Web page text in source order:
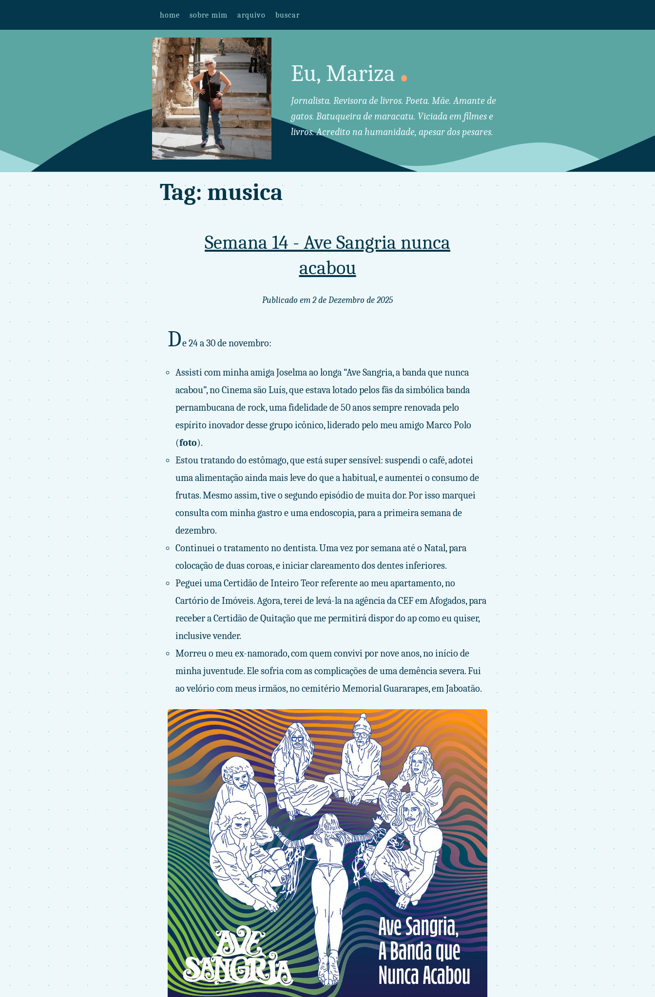
home sobre mim arquivo buscar
Eu, Mariza .
Jornalista. Revisora de livros. Poeta. Mãe. Amante de
gatos. Batuqueira de maracatu. Viciada em filmes e
livros. Acredito na humanidade, apesar dos pesares.
Tag: musica
Semana 14 - Ave Sangria nunca
acabou
Publicado em2 de Dezembro de 2025
De 24 a 30 de novembro:
Assisti com minha amiga Joselma ao longa “Ave Sangria, a banda que nunca
acabou”, no Cinema são Luís, que estava lotado pelos fãs da simbólica banda
pernambucana de rock, uma fidelidade de 50 anos sempre renovada pelo
espírito inovador desse grupo icônico, liderado pelo meu amigo Marco Polo
(foto).
Estou tratando do estômago, que está super sensível: suspendi o café, adotei
uma alimentação ainda mais leve do que a habitual, e aumentei o consumo de
frutas. Mesmo assim, tive o segundo episódio de muita dor. Por isso marquei
consulta com minha gastro e uma endoscopia, para a primeira semana de
dezembro.
Continuei o tratamento no dentista. Uma vez por semana até o Natal, para
colocação de duas coroas, e iniciar clareamento dos dentes inferiores.
Peguei uma Certidão de Inteiro Teor referente ao meu apartamento, no
Cartório de Imóveis. Agora, terei de levá-la na agência da CEF em Afogados, para
receber a Certidão de Quitação que me permitirá dispor do ap como eu quiser,
inclusive vender.
Morreu o meu ex-namorado, com quem convivi por nove anos, no início de
minha juventude. Ele sofria com as complicações de uma demência severa. Fui
ao velório com meus irmãos, no cemitério Memorial Guararapes, em Jaboatão.